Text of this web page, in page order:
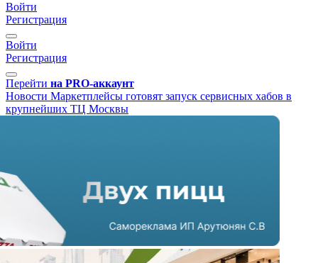
Войти
Регистрация
Войти
Регистрация
Перейти на PRO-аккаунт
Новости Маркетплейсы готовят запуск сервисных хабов в
крупнейших ТЦ Москвы